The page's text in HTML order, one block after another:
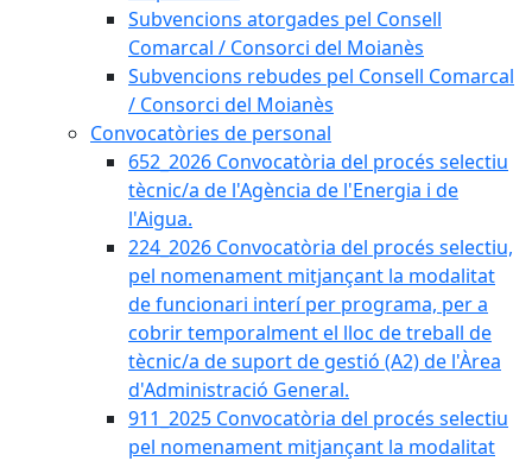
Subvencions atorgades pel Consell
Comarcal / Consorci del Moianès
Subvencions rebudes pel Consell Comarcal
/ Consorci del Moianès
Convocatòries de personal
652_2026 Convocatòria del procés selectiu
tècnic/a de l'Agència de l'Energia i de
l'Aigua.
224_2026 Convocatòria del procés selectiu,
pel nomenament mitjançant la modalitat
de funcionari interí per programa, per a
cobrir temporalment el lloc de treball de
tècnic/a de suport de gestió (A2) de l'Àrea
d'Administració General.
911_2025 Convocatòria del procés selectiu
pel nomenament mitjançant la modalitat